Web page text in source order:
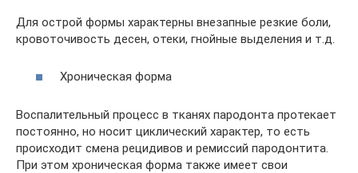
Для острой формы характерны внезапные резкие боли,
кровоточивость десен, отеки, гнойные выделения и т.д.
Хроническая форма
Воспалительный процесс в тканях пародонта протекает
постоянно, но носит циклический характер, то есть
происходит смена рецидивов и ремиссий пародонтита.
При этом хроническая форма также имеет свои